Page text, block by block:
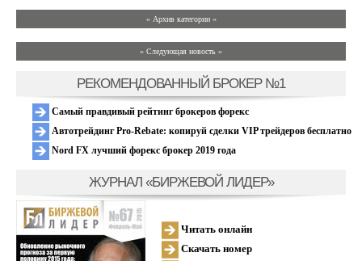
» Архив категории «
» Следующая новость »
РЕКОМЕНДОВАННЫЙ БРОКЕР №1
Самый правдивый рейтинг брокеров форекс
Автотрейдинг Pro-Rebate: копируй сделки VIP трейдеров бесплатно
Nord FX лучший форекс брокер 2019 года
ЖУРНАЛ «БИРЖЕВОЙ ЛИДЕР»
Читать онлайн
Скачать номер